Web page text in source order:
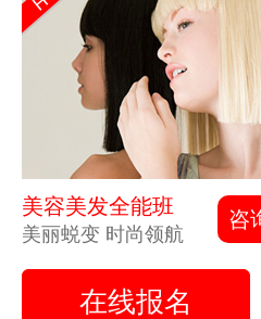
美容美发全能班
美丽蜕变 时尚领航
咨
在线报名